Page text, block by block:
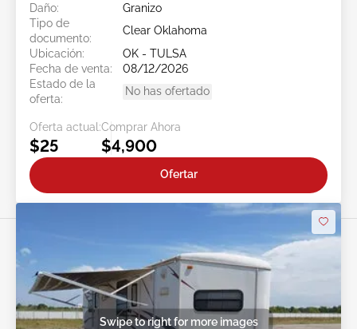
Daño:
Granizo
Tipo de
documento:
Clear Oklahoma
Ubicación:
OK - TULSA
Fecha de venta:
08/12/2026
Estado de la
oferta:
No has ofertado
Oferta actual:
$25
Comprar Ahora
$4,900
Ofertar
Swipe to right for more images